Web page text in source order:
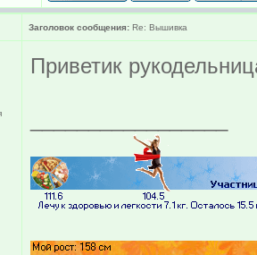
Заголовок сообщения: Re: Вышивка
Приветик